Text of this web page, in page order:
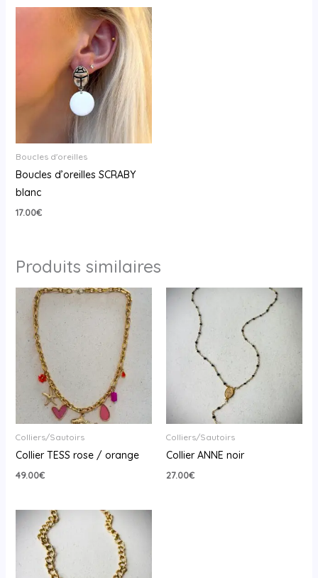
Boucles d'oreilles
Boucles d’oreilles SCRABY
blanc
17.00€
Produits similaires
Colliers/Sautoirs
Collier TESS rose / orange
49.00€
Colliers/Sautoirs
Collier ANNE noir
27.00€